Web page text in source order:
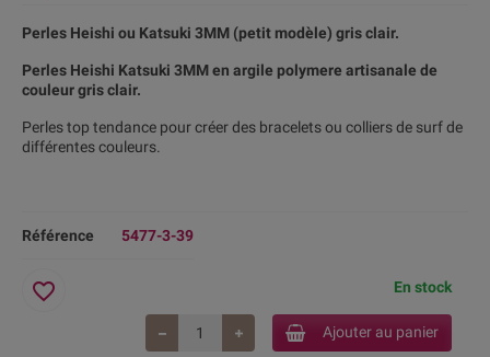
Perles Heishi ou Katsuki 3MM (petit modèle) gris clair.
Perles Heishi Katsuki 3MM en argile polymere artisanale de
couleur gris clair.
Perles top tendance pour créer des bracelets ou colliers de surf de
différentes couleurs.
Référence 5477-3-39
En stock
Ajouter au panier
favorite_border